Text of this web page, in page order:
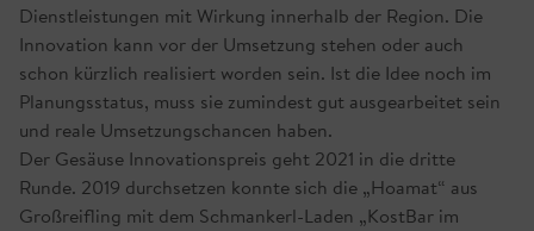
Dienstleistungen mit Wirkung innerhalb der Region. Die
Innovation kann vor der Umsetzung stehen oder auch
schon kürzlich realisiert worden sein. Ist die Idee noch im
Planungsstatus, muss sie zumindest gut ausgearbeitet sein
und reale Umsetzungschancen haben.
Der Gesäuse Innovationspreis geht 2021 in die dritte
Runde. 2019 durchsetzen konnte sich die „Hoamat“ aus
Großreifling mit dem Schmankerl-Laden „KostBar im